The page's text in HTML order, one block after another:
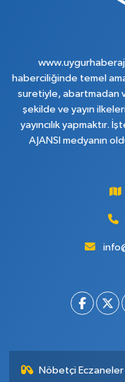
haberciliğinde temel
suretiyle, abartmadan
şekilde ve yayın
yayıncılık yapmaktır.
AJANSI medyanın
Nöbetçi Eczaneler